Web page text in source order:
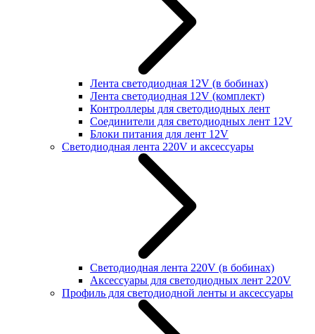
Лента светодиодная 12V (в бобинах)
Лента светодиодная 12V (комплект)
Контроллеры для светодиодных лент
Соединители для светодиодных лент 12V
Блоки питания для лент 12V
Светодиодная лента 220V и аксессуары
Светодиодная лента 220V (в бобинах)
Аксессуары для светодиодных лент 220V
Профиль для светодиодной ленты и аксессуары